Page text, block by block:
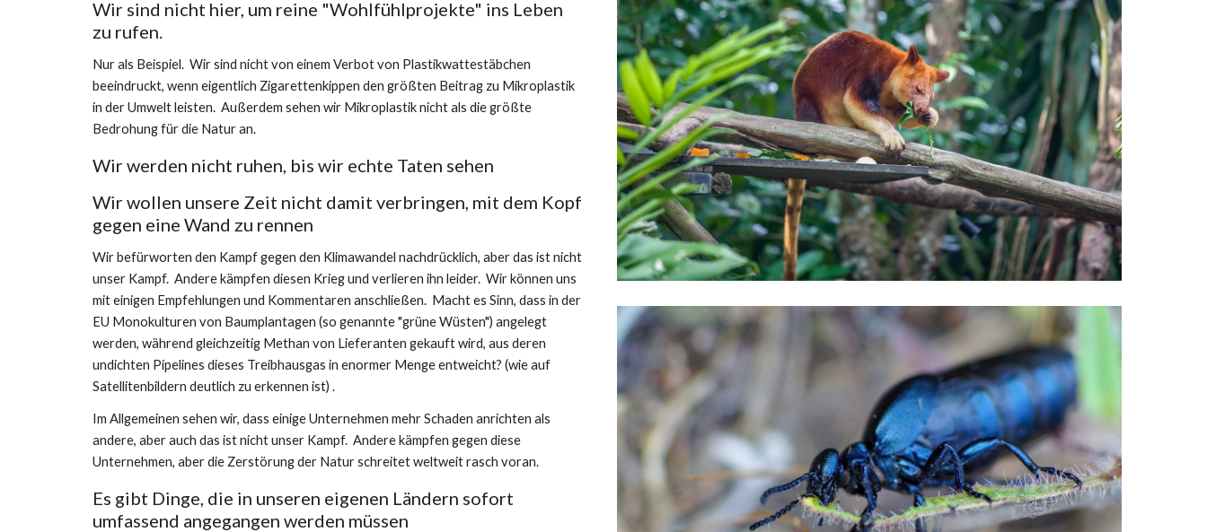
Wir sind nicht hier, um reine "Wohlfühlprojekte" ins Leben
zu rufen.
Nur als Beispiel.  Wir sind nicht von einem Verbot von Plastikwattestäbchen
beeindruckt, wenn eigentlich Zigarettenkippen den größten Beitrag zu Mikroplastik
in der Umwelt leisten.  Außerdem sehen wir Mikroplastik nicht als die größte
Bedrohung für die Natur an.
Wir werden nicht ruhen, bis wir echte Taten sehen
Wir wollen unsere Zeit nicht damit verbringen, mit dem Kopf
gegen eine Wand zu rennen
Wir befürworten den Kampf gegen den Klimawandel nachdrücklich, aber das ist nicht
unser Kampf.  Andere kämpfen diesen Krieg und verlieren ihn leider.  Wir können uns
mit einigen Empfehlungen und Kommentaren anschließen.  Macht es Sinn, dass in der
EU Monokulturen von Baumplantagen (so genannte "grüne Wüsten") angelegt
werden, während gleichzeitig Methan von Lieferanten gekauft wird, aus deren
undichten Pipelines dieses Treibhausgas in enormer Menge entweicht? (wie auf
Satellitenbildern deutlich zu erkennen ist) .
Im Allgemeinen sehen wir, dass einige Unternehmen mehr Schaden anrichten als
andere, aber auch das ist nicht unser Kampf.  Andere kämpfen gegen diese
Unternehmen, aber die Zerstörung der Natur schreitet weltweit rasch voran.
Es gibt Dinge, die in unseren eigenen Ländern sofort
umfassend angegangen werden müssen